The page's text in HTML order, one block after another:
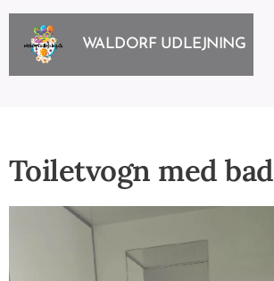
WALDORF UDLEJNING
Toiletvogn med bad